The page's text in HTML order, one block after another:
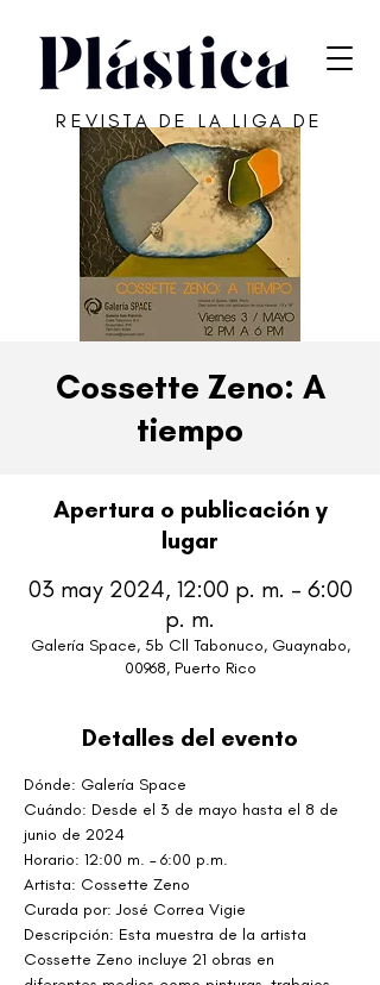
REVISTA DE LA LIGA DE
ARTE DE SAN JUAN
Cossette Zeno: A
tiempo
Apertura o publicación y
lugar
03 may 2024, 12:00 p. m. – 6:00
p. m.
Galería Space, 5b Cll Tabonuco, Guaynabo,
00968, Puerto Rico
Detalles del evento
Dónde: Galería Space
Cuándo: Desde el 3 de mayo hasta el 8 de
junio de 2024
Horario: 12:00 m. – 6:00 p.m.
Artista: Cossette Zeno
Curada por: José Correa Vigie
Descripción: Esta muestra de la artista
Cossette Zeno incluye 21 obras en